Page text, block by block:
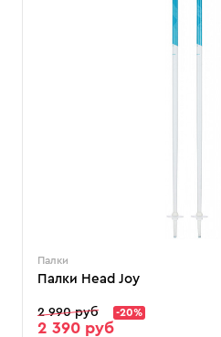
Палки
Палки Head Joy
2 990 руб -20%
2 390 руб